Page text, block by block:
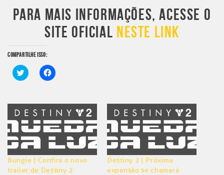
PARA MAIS INFORMAÇÕES, ACESSE O
SITE OFICIAL NESTE LINK
COMPARTILHE ISSO:
Clique
para
em
nova
janela)
Clique
para
em
nova
janela)
Bungie | Confira o novo
trailer de Destiny 2:
Destiny 2 | Próxima
expansão se chamará